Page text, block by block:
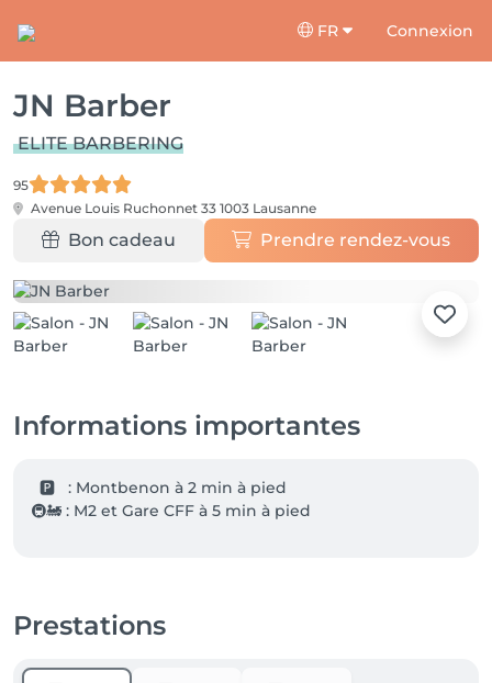
FR Connexion
JN Barber
ELITE BARBERING
95
Avenue Louis Ruchonnet 33 1003 Lausanne
Bon cadeau Prendre rendez-vous
Informations importantes
🚇🚂 : M2 et Gare CFF à 5 min à pied
Prestations